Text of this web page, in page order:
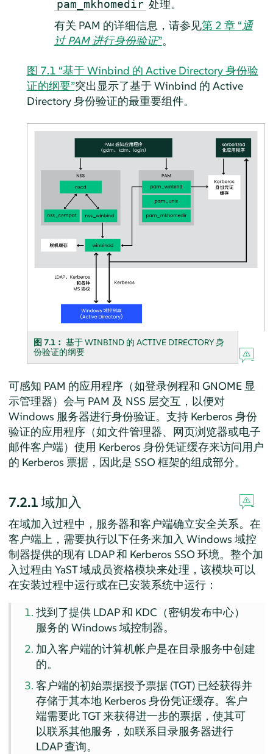
pam_mkhomedir 处理。
有关 PAM 的详细信息，请参见第 2 章 “通
过 PAM 进行身份验证”。
图 7.1 “基于 Winbind 的 Active Directory 身份验
证的纲要”突出显示了基于 Winbind 的 Active
Directory 身份验证的最重要组件。
图 7.1︰ 基于 WINBIND 的 ACTIVE DIRECTORY 身
份验证的纲要
可感知 PAM 的应用程序（如登录例程和 GNOME 显
示管理器）会与 PAM 及 NSS 层交互，以便对
Windows 服务器进行身份验证。支持 Kerberos 身份
验证的应用程序（如文件管理器、网页浏览器或电子
邮件客户端）使用 Kerberos 身份凭证缓存来访问用户
的 Kerberos 票据，因此是 SSO 框架的组成部分。
7.2.1 域加入
在域加入过程中，服务器和客户端确立安全关系。在
客户端上，需要执行以下任务来加入 Windows 域控
制器提供的现有 LDAP 和 Kerberos SSO 环境。整个加
入过程由 YaST 域成员资格模块来处理，该模块可以
在安装过程中运行或在已安装系统中运行：
找到了提供 LDAP 和 KDC（密钥发布中心）
服务的 Windows 域控制器。
加入客户端的计算机帐户是在目录服务中创建
的。
客户端的初始票据授予票据 (TGT) 已经获得并
存储于其本地 Kerberos 身份凭证缓存。客户
端需要此 TGT 来获得进一步的票据，使其可
以联系其他服务，如联系目录服务器进行
LDAP 查询。